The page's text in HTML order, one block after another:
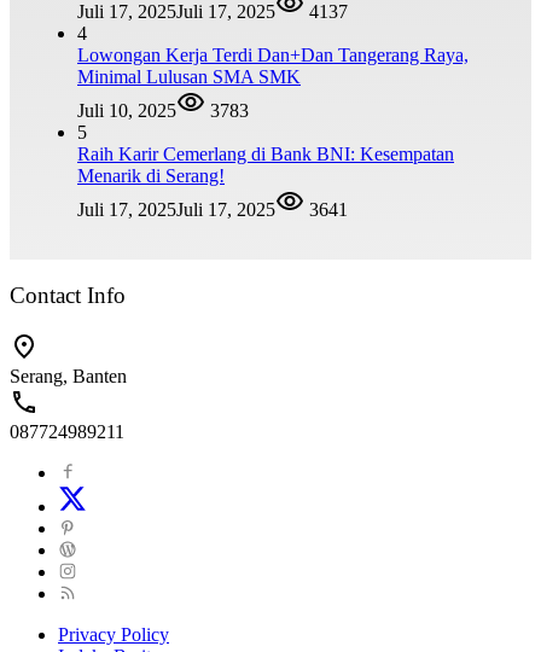
Juli 17, 2025Juli 17, 2025
4137
4
Lowongan Kerja Terdi Dan+Dan Tangerang Raya,
Minimal Lulusan SMA SMK
Juli 10, 2025
3783
5
Raih Karir Cemerlang di Bank BNI: Kesempatan
Menarik di Serang!
Juli 17, 2025Juli 17, 2025 3641
Contact Info
Serang, Banten
087724989211
Privacy Policy